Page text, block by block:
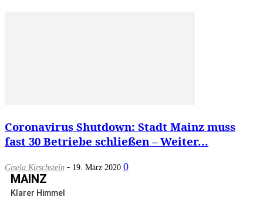
Coronavirus Shutdown: Stadt Mainz muss
fast 30 Betriebe schließen – Weiter...
Gisela Kirschstein - 19. März 2020 0
MAINZ
Klarer Himmel